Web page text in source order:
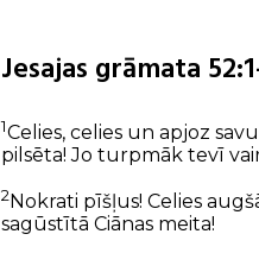
Jesajas grāmata
1Celies, celies un apjoz
pilsēta! Jo turpmāk tevī
2 Nokrati pīšļus! Celies
sagūstītā Ciānas meita!